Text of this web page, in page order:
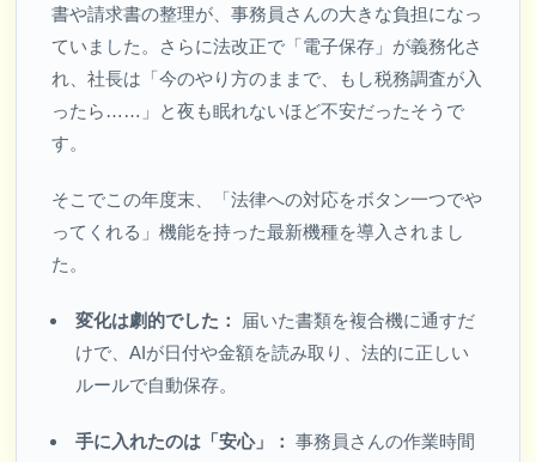
書や請求書の整理が、事務員さんの大きな負担になっ
ていました。さらに法改正で「電子保存」が義務化さ
れ、社長は「今のやり方のままで、もし税務調査が入
ったら……」と夜も眠れないほど不安だったそうで
す。
そこでこの年度末、「法律への対応をボタン一つでや
ってくれる」機能を持った最新機種を導入されまし
た。
変化は劇的でした：
届いた書類を複合機に通すだ
けで、AIが日付や金額を読み取り、法的に正しい
ルールで自動保存。
手に入れたのは「安心」： 事務員さんの作業時間